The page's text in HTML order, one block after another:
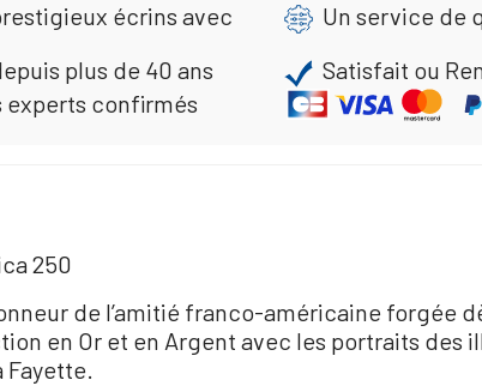
écrins avec
Un service de
plus de 40 ans
Satisfait ou
experts confirmés
250
de l’amitié franco-américaine forgée
en Or et en Argent avec les portraits des
Fayette.